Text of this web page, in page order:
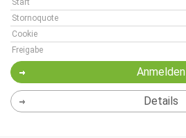
Start
Stornoquote
Cookie
Freigabe
Anmelden
Details